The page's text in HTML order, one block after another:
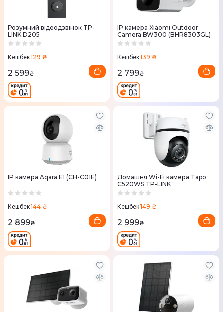
Розумний відеодзвінок TP-
LINK D205
Кешбек129 ₴
2 599₴
IP камера Xiaomi Outdoor
Camera BW300 (BHR8303GL)
Кешбек139 ₴
2 799₴
IP камера Aqara E1 (CH-C01E)
Кешбек144 ₴
2 899₴
Домашня Wi-Fi камера Tapo
C520WS TP-LINK
Кешбек149 ₴
2 999₴